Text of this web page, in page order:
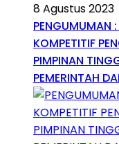
8 Agustus 2023
PENGUMUMAN
KOMPETITIF
PIMPINAN
PEMERINTAH